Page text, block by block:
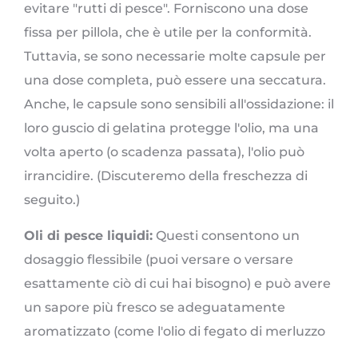
evitare "rutti di pesce". Forniscono una dose
fissa per pillola, che è utile per la conformità.
Tuttavia, se sono necessarie molte capsule per
una dose completa, può essere una seccatura.
Anche, le capsule sono sensibili all'ossidazione: il
loro guscio di gelatina protegge l'olio, ma una
volta aperto (o scadenza passata), l'olio può
irrancidire. (Discuteremo della freschezza di
seguito.)
Oli di pesce liquidi: Questi consentono un
dosaggio flessibile (puoi versare o versare
esattamente ciò di cui hai bisogno) e può avere
un sapore più fresco se adeguatamente
aromatizzato (come l'olio di fegato di merluzzo